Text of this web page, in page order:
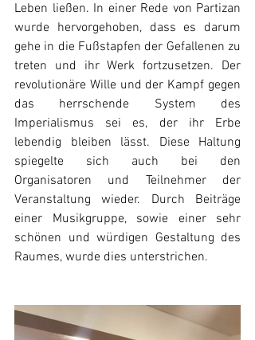
Leben ließen. In einer Rede von Partizan
wurde hervorgehoben, dass es darum
gehe in die Fußstapfen der Gefallenen zu
treten und ihr Werk fortzusetzen. Der
revolutionäre Wille und der Kampf gegen
das herrschende System des
Imperialismus sei es, der ihr Erbe
lebendig bleiben lässt. Diese Haltung
spiegelte sich auch bei den
Organisatoren und Teilnehmer der
Veranstaltung wieder. Durch Beiträge
einer Musikgruppe, sowie einer sehr
schönen und würdigen Gestaltung des
Raumes, wurde dies unterstrichen.